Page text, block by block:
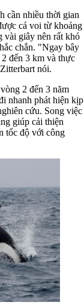
cần nhiều thời gian
cá voi từ khoảng
vài giây nên rất khó
chắn. "Ngay bây
đến 3 km và thực
nói.
2 đến 3 năm
nhanh phát hiện kịp
cứu. Song việc
giúp cải thiện
tốc độ với công